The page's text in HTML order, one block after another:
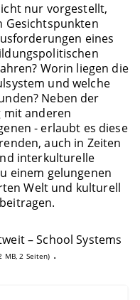
nur vorgestellt,
Gesichtspunkten
eines
Worin liegen die
und welche
Neben der
mit anderen
- erlaubt es diese
auch in Zeiten
interkulturelle
einem gelungenen
Welt und kulturell
– School Systems
MB, 2 Seiten) .